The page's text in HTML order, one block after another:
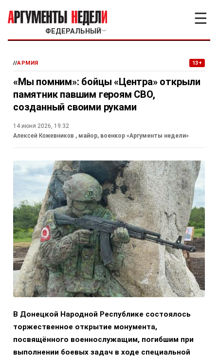
ФЕДЕРАЛЬНЫЙ ﹀
☰
//АРМИЯ 13+
«Мы помним»: бойцы «Центра» открыли
памятник павшим героям СВО,
созданный своими руками
14 июня 2026, 19:32
Алексей Кожевников , майор, военкор «Аргументы недели»
В Донецкой Народной Республике состоялось
торжественное открытие монумента,
посвящённого военнослужащим, погибшим при
выполнении боевых задач в ходе специальной